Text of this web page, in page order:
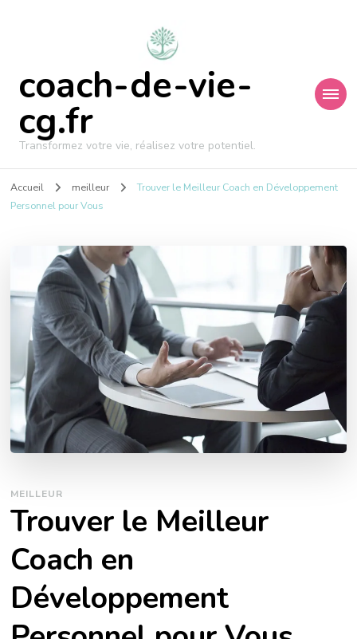
coach-de-vie-
cg.fr
Transformez votre vie, réalisez votre potentiel.
Accueil meilleur
Trouver le Meilleur Coach en Développement
Personnel pour Vous
MEILLEUR
Trouver le Meilleur
Coach en
Développement